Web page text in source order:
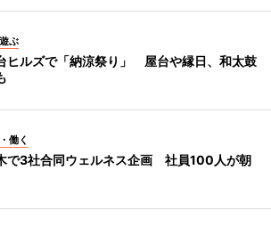
ぶ
ヒルズで「納涼祭り」 屋台や縁日、和太鼓
働く
で3社合同ウェルネス企画 社員100人が朝